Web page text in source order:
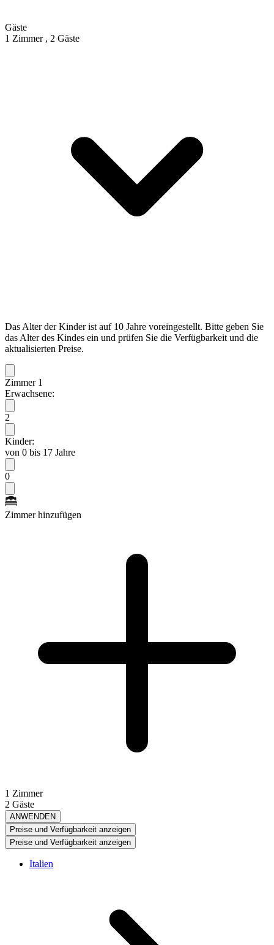
Gäste
1 Zimmer , 2 Gäste
Das Alter der Kinder ist auf 10 Jahre voreingestellt. Bitte geben Sie
das Alter des Kindes ein und prüfen Sie die Verfügbarkeit und die
aktualisierten Preise.
Zimmer 1
Erwachsene:
2
Kinder:
von 0 bis 17 Jahre
0
Zimmer hinzufügen
1 Zimmer
2 Gäste
ANWENDEN
Preise und Verfügbarkeit anzeigen
Preise und Verfügbarkeit anzeigen
Italien